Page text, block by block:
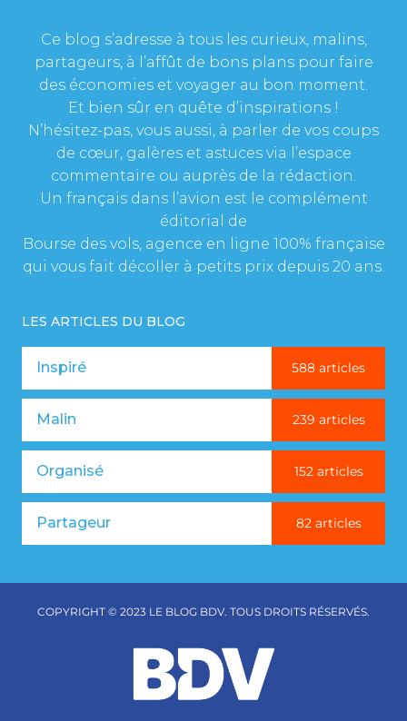
Ce blog s’adresse à tous les curieux, malins,
partageurs, à l’affût de bons plans pour faire
des économies et voyager au bon moment.
Et bien sûr en quête d’inspirations !
N’hésitez-pas, vous aussi, à parler de vos coups
de cœur, galères et astuces via l’espace
commentaire ou auprès de la rédaction.
Un français dans l’avion est le complément
éditorial de
Bourse des vols, agence en ligne 100% française
qui vous fait décoller à petits prix depuis 20 ans.
LES ARTICLES DU BLOG
Inspiré 588 articles
Malin 239 articles
Organisé 152 articles
Partageur 82 articles
COPYRIGHT © 2023 LE BLOG BDV. TOUS DROITS RÉSERVÉS.